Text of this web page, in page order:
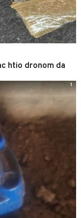
htio dronom da
1